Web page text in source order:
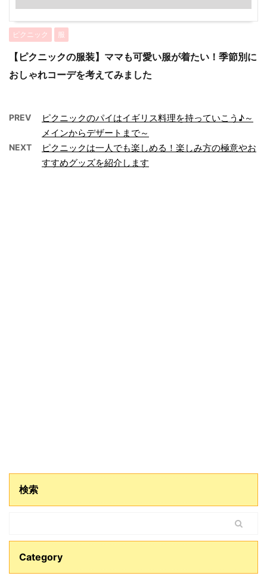
ピクニック 服
【ピクニックの服装】ママも可愛い服が着たい！季節別に
おしゃれコーデを考えてみました
PREV
ピクニックのパイはイギリス料理を持っていこう♪～
メインからデザートまで～
NEXT
ピクニックは一人でも楽しめる！楽しみ方の極意やお
すすめグッズを紹介します
検索
Category